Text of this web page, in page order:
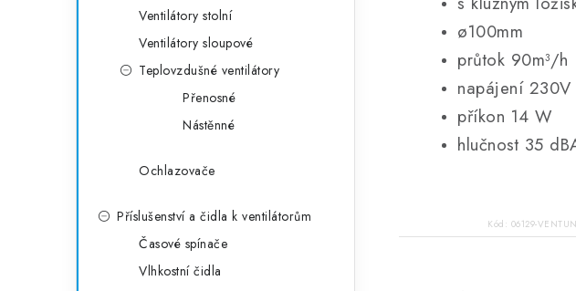
Ventilátory stolní
Ventilátory sloupové
Teplovzdušné ventilátory
Přenosné
Nástěnné
Ochlazovače
Příslušenství a čidla k ventilátorům
Časové spínače
Vlhkostní čidla
ø100mm
průtok 90m³/h
napájení 230V
příkon 14 W
hlučnost 35
Kód: 06129-